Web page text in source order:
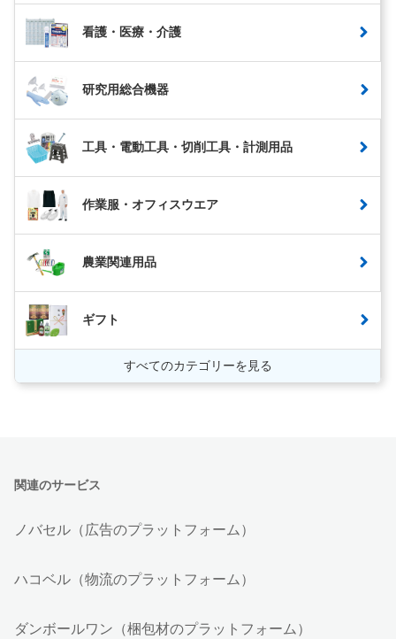
看護・医療・介護
研究用総合機器
工具・電動工具・切削工具・計測用品
作業服・オフィスウエア
農業関連用品
ギフト
すべてのカテゴリーを見る
関連のサービス
ノバセル（広告のプラットフォーム）
ハコベル（物流のプラットフォーム）
ダンボールワン（梱包材のプラットフォーム）